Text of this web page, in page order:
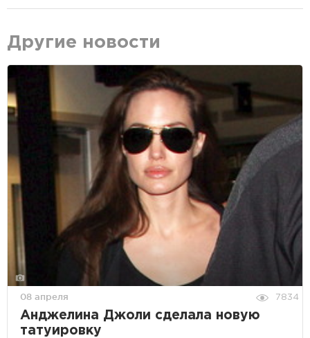
Другие новости
08 апреля 7834
Анджелина Джоли сделала новую
татуировку